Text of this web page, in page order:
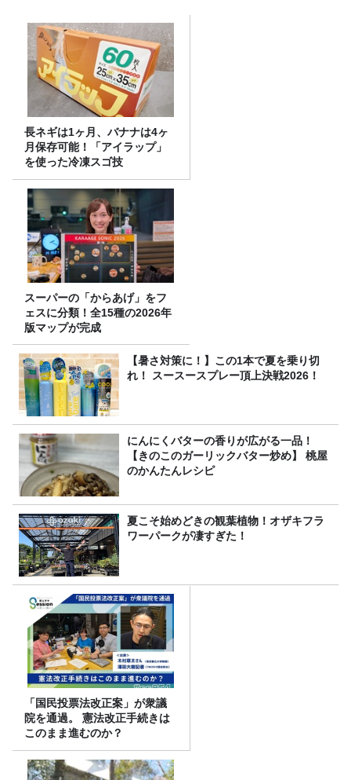
長ネギは1ヶ月、バナナは4ヶ
月保存可能！「アイラップ」
を使った冷凍スゴ技
スーパーの「からあげ」をフ
ェスに分類！全15種の2026年
版マップが完成
【暑さ対策に！】この1本で夏を乗り切
れ！ スースースプレー頂上決戦2026！
にんにくバターの香りが広がる一品！
【きのこのガーリックバター炒め】 桃屋
のかんたんレシピ
夏こそ始めどきの観葉植物！オザキフラ
ワーパークが凄すぎた！
「国民投票法改正案」が衆議
院を通過。 憲法改正手続きは
このまま進むのか？